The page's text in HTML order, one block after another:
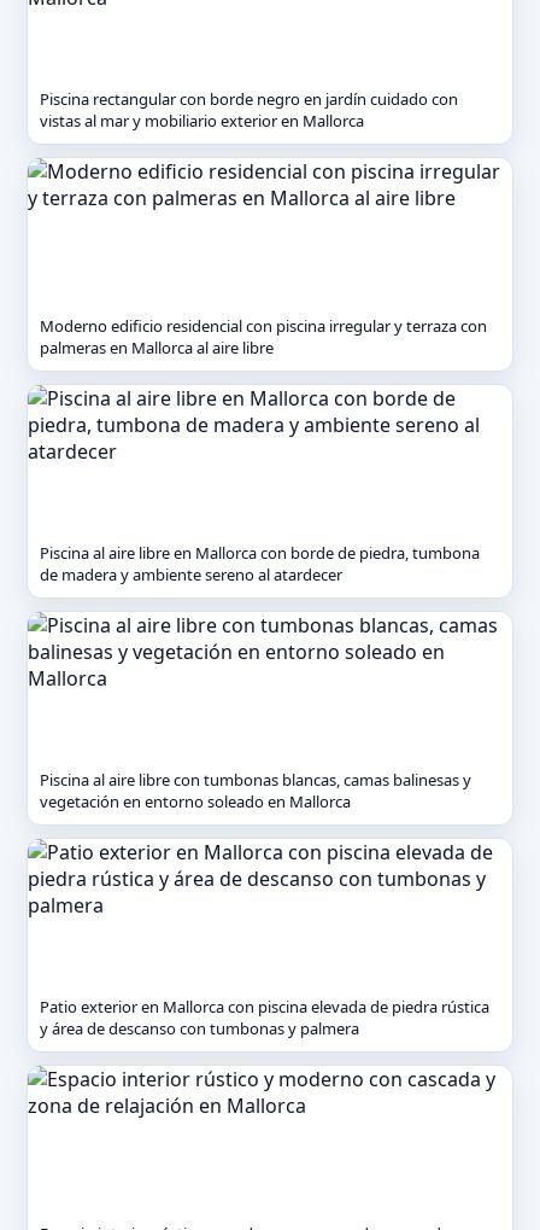
Piscina rectangular con borde negro en jardín cuidado con
vistas al mar y mobiliario exterior en Mallorca
Moderno edificio residencial con piscina irregular y terraza con
palmeras en Mallorca al aire libre
Piscina al aire libre en Mallorca con borde de piedra, tumbona
de madera y ambiente sereno al atardecer
Piscina al aire libre con tumbonas blancas, camas balinesas y
vegetación en entorno soleado en Mallorca
Patio exterior en Mallorca con piscina elevada de piedra rústica
y área de descanso con tumbonas y palmera